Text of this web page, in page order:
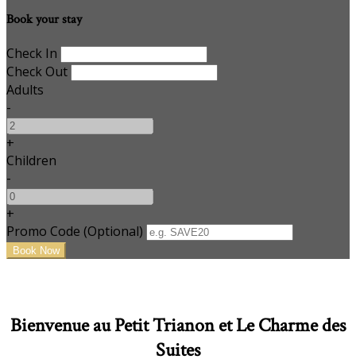
Book your stay
Check In
Check Out
Adults
-
+
Children
-
+
Promo Code (Optional)
Bienvenue au Petit Trianon et Le Charme des
Suites